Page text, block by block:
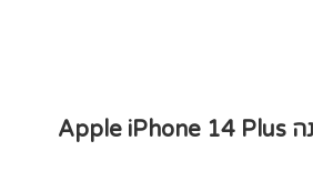
Apple iPhone 14 Plus